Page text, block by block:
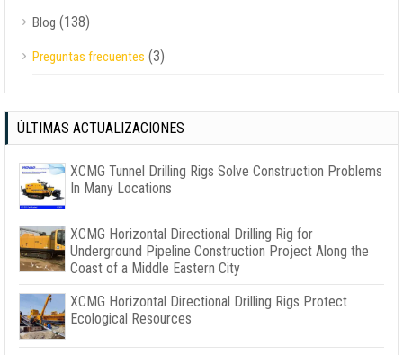
Blog (138)
Preguntas frecuentes (3)
ÚLTIMAS ACTUALIZACIONES
XCMG Tunnel Drilling Rigs Solve Construction Problems
In Many Locations
XCMG Horizontal Directional Drilling Rig for
Underground Pipeline Construction Project Along the
Coast of a Middle Eastern City
XCMG Horizontal Directional Drilling Rigs Protect
Ecological Resources